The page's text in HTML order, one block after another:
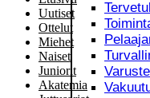
Uutiset
Ottelut
Miehet
Naiset
Juniorit
Akatemia